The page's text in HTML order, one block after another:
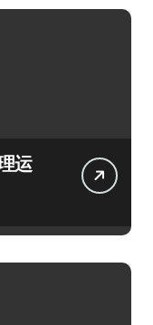
运